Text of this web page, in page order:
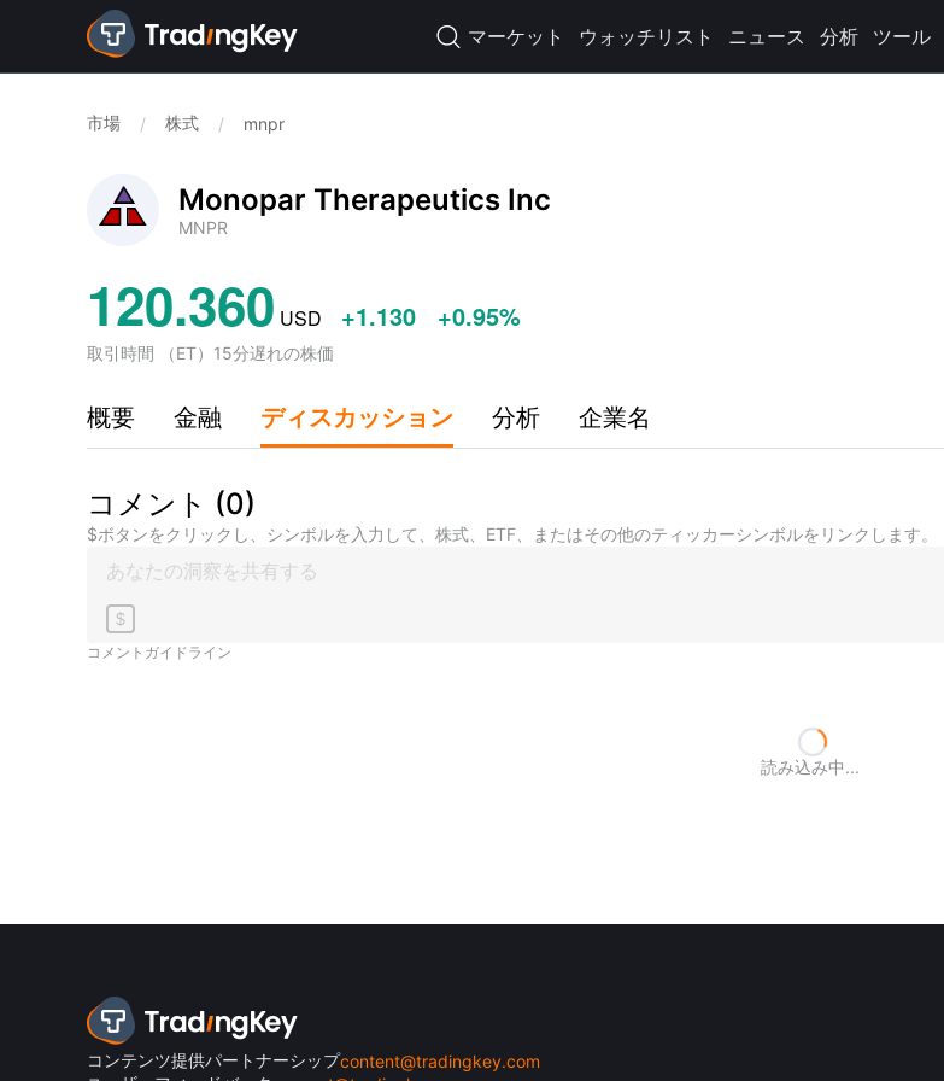
 マーケット ウォッチリスト ニュース 分析 ツール
市場 / 株式 / mnpr
Monopar Therapeutics Inc
MNPR
120.360 USD +1.130 +0.95%
取引時間 （ET） 15分遅れの株価
概要 金融 ディスカッション 分析 企業名
コメント (0)
$ボタンをクリックし、シンボルを入力して、株式、ETF、またはその他のティッカーシンボルをリンクします。
$
コメントガイドライン
読み込み中...
コンテンツ提供パートナーシップcontent@tradingkey.com